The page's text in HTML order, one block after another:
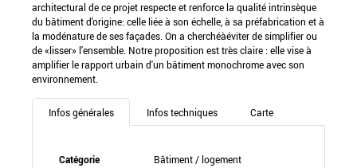
architectural de ce projet respecte et renforce la qualité intrinsèque
du bâtiment d'origine: celle liée à son échelle, à sa préfabrication et à
la modénature de ses façades. On a cherchéàéviter de simplifier ou
de «lisser» l'ensemble. Notre proposition est très claire : elle vise à
amplifier le rapport urbain d'un bâtiment monochrome avec son
environnement.
Infos générales Infos techniques Carte
Catégorie
Bâtiment / logement